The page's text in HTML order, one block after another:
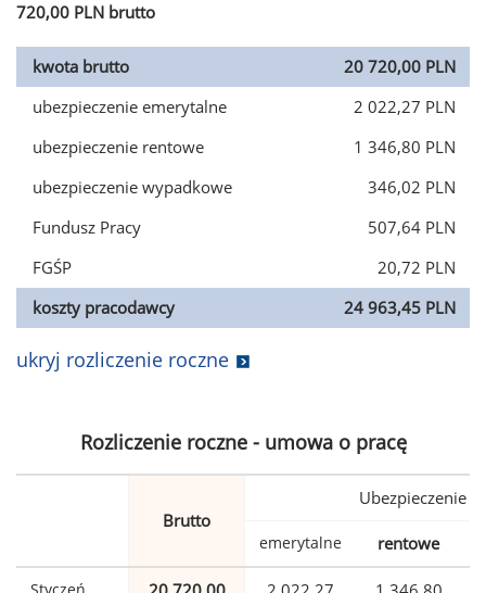
720,00 PLN brutto
kwota brutto
20 720,00 PLN
ubezpieczenie emerytalne
2 022,27 PLN
ubezpieczenie rentowe
1 346,80 PLN
ubezpieczenie wypadkowe
346,02 PLN
Fundusz Pracy
507,64 PLN
FGŚP
20,72 PLN
koszty pracodawcy
24 963,45 PLN
ukryj rozliczenie roczne
Rozliczenie roczne - umowa o pracę
Brutto
Ubezpieczenie
emerytalne rentowe